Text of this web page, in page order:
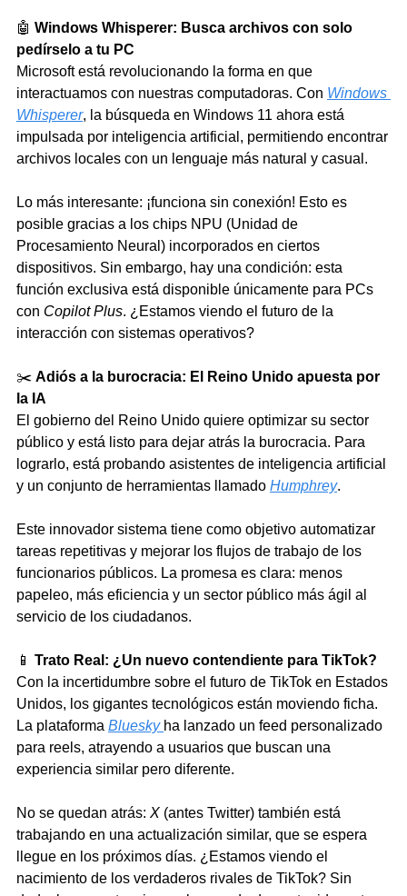
🤖 Windows Whisperer: Busca archivos con solo
pedírselo a tu PC
Microsoft está revolucionando la forma en que
interactuamos con nuestras computadoras. Con Windows
Whisperer, la búsqueda en Windows 11 ahora está
impulsada por inteligencia artificial, permitiendo encontrar
archivos locales con un lenguaje más natural y casual.
Lo más interesante: ¡funciona sin conexión! Esto es
posible gracias a los chips NPU (Unidad de
Procesamiento Neural) incorporados en ciertos
dispositivos. Sin embargo, hay una condición: esta
función exclusiva está disponible únicamente para PCs
con Copilot Plus. ¿Estamos viendo el futuro de la
interacción con sistemas operativos?
✂️ Adiós a la burocracia: El Reino Unido apuesta por
la IA
El gobierno del Reino Unido quiere optimizar su sector
público y está listo para dejar atrás la burocracia. Para
lograrlo, está probando asistentes de inteligencia artificial
y un conjunto de herramientas llamado Humphrey.
Este innovador sistema tiene como objetivo automatizar
tareas repetitivas y mejorar los flujos de trabajo de los
funcionarios públicos. La promesa es clara: menos
papeleo, más eficiencia y un sector público más ágil al
servicio de los ciudadanos.
📱 Trato Real: ¿Un nuevo contendiente para TikTok?
Con la incertidumbre sobre el futuro de TikTok en Estados
Unidos, los gigantes tecnológicos están moviendo ficha.
La plataforma Bluesky ha lanzado un feed personalizado
para reels, atrayendo a usuarios que buscan una
experiencia similar pero diferente.
No se quedan atrás: X (antes Twitter) también está
trabajando en una actualización similar, que se espera
llegue en los próximos días. ¿Estamos viendo el
nacimiento de los verdaderos rivales de TikTok? Sin